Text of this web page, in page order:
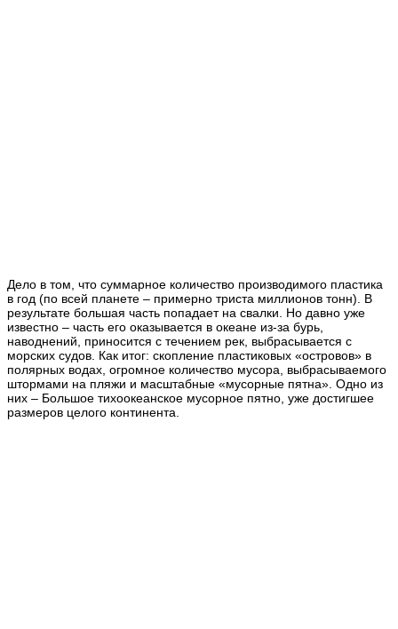
Дело в том, что суммарное количество производимого пластика
в год (по всей планете – примерно триста миллионов тонн). В
результате большая часть попадает на свалки. Но давно уже
известно – часть его оказывается в океане из-за бурь,
наводнений, приносится с течением рек, выбрасывается с
морских судов. Как итог: скопление пластиковых «островов» в
полярных водах, огромное количество мусора, выбрасываемого
штормами на пляжи и масштабные «мусорные пятна». Одно из
них – Большое тихоокеанское мусорное пятно, уже достигшее
размеров целого континента.